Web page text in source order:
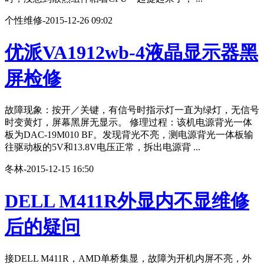
个性维修-2015-12-26 09:02
优派VA1912wb-4液晶显示器黑
屏检修
故障现象：按开／关键，有信号时指示灯一直为绿灯，无信号
时变黄灯，屏幕黑屏无显示。 修理过程：该机电源背光一体
板为DAC-19M010 BF。发现背光不亮，测电源背光一体板输
往驱动板的5V和13.8V电压正常，拆出电源背 ...
冬林-2015-12-15 16:50
DELL M411R外显内不显维修
后的疑问
接DELL M411R，AMD单桥集显，故障为开机内屏不亮，外